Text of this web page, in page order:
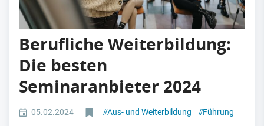
Berufliche Weiterbildung:
Die besten
Seminaranbieter 2024
05.02.2024 #Aus- und Weiterbildung #Führung